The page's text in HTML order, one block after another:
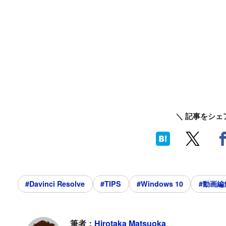
＼ 記事をシ
#Davinci Resolve #TIPS #Windows 10 #動画編
筆者： Hirotaka Matsuoka